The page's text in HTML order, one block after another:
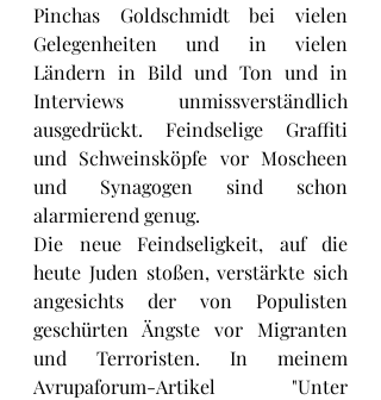
Pinchas Goldschmidt bei vielen
Gelegenheiten und in vielen
Ländern in Bild und Ton und in
Interviews unmissverständlich
ausgedrückt. Feindselige Graffiti
und Schweinsköpfe vor Moscheen
und Synagogen sind schon
alarmierend genug.
Die neue Feindseligkeit, auf die
heute Juden stoßen, verstärkte sich
angesichts der von Populisten
geschürten Ängste vor Migranten
und Terroristen. In meinem
Avrupaforum-Artikel "Unter